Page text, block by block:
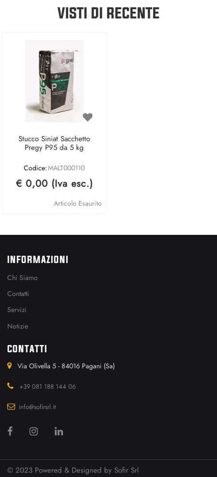
VISTI DI RECENTE
Stucco Siniat Sacchetto
Pregy P95 da 5 kg
Codice:MALT000110
€ 0,00 (Iva esc.)
Articolo Esaurito
INFORMAZIONI
Chi Siamo
Contatti
Servizi
Notizie
CONTATTI
Via Olivella 5 - 84016 Pagani (Sa)
+39 081 188 144 06
info@sofirsrl.it
© 2023 Powered & Designed by Sofir Srl